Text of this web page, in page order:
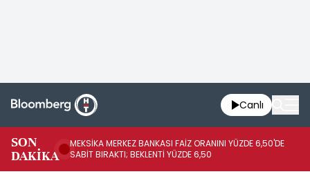
Canlı
SON
DAKİKA
MEKSİKA MERKEZ BANKASI FAİZ ORANINI YÜZDE 6,50'DE
SABİT BIRAKTI; BEKLENTİ YÜZDE 6,50